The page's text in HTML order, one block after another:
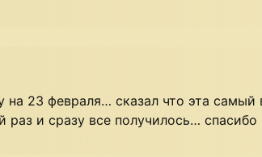
на 23 февраля… сказал что эта самый
и сразу все получилось… спасибо